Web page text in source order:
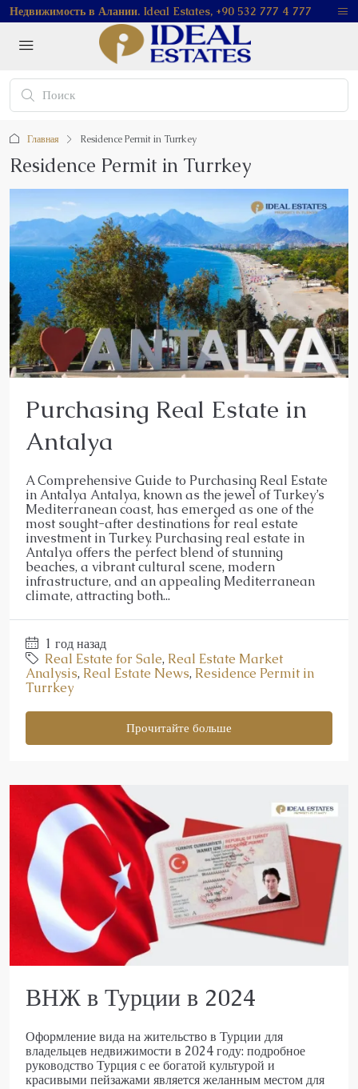
Недвижимость в Алании. Ideal Estates, +90 532 777 4 777
Главная Residence Permit in Turrkey
Residence Permit in Turrkey
Purchasing Real Estate in
Antalya
A Comprehensive Guide to Purchasing Real Estate
in Antalya Antalya, known as the jewel of Turkey’s
Mediterranean coast, has emerged as one of the
most sought-after destinations for real estate
investment in Turkey. Purchasing real estate in
Antalya offers the perfect blend of stunning
beaches, a vibrant cultural scene, modern
infrastructure, and an appealing Mediterranean
climate, attracting both...
1 год назад
Real Estate for Sale, Real Estate Market
Analysis, Real Estate News, Residence Permit in
Turrkey
Прочитайте больше
ВНЖ в Турции в 2024
Оформление вида на жительство в Турции для
владельцев недвижимости в 2024 году: подробное
руководство Турция с ее богатой культурой и
красивыми пейзажами является желанным местом для